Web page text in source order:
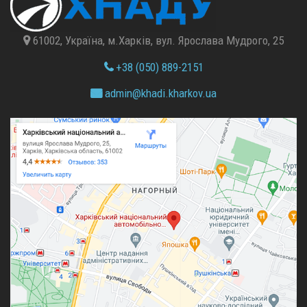
61002, Україна, м.Харків, вул. Ярослава Мудрого, 25
+38 (050) 889-2151
admin@khadi.kharkov.ua